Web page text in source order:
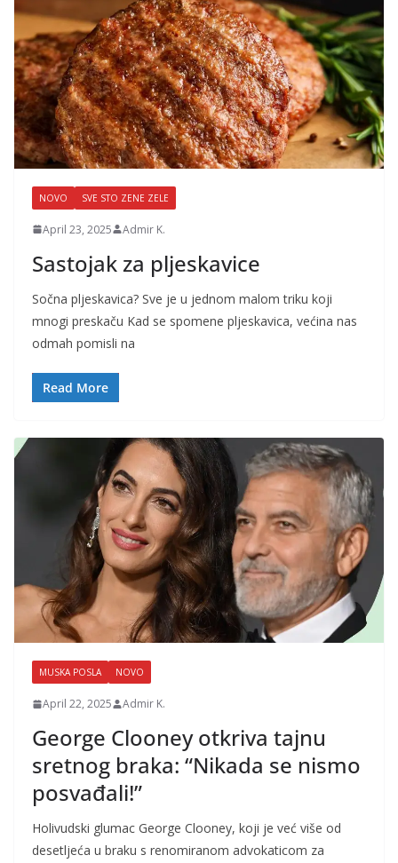
NOVO SVE STO ZENE ZELE
April 23, 2025 Admir K.
Sastojak za pljeskavice
Sočna pljeskavica? Sve je u jednom malom triku koji
mnogi preskaču Kad se spomene pljeskavica, većina nas
odmah pomisli na
Read More
MUSKA POSLA NOVO
April 22, 2025 Admir K.
George Clooney otkriva tajnu
sretnog braka: “Nikada se nismo
posvađali!”
Holivudski glumac George Clooney, koji je već više od
desetljeća u braku s renomiranom advokaticom za